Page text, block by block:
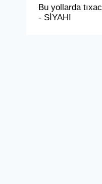
Bu yollarda
- SİYAHI